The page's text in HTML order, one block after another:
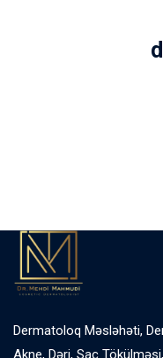
Dermatoloq Məsləhəti,
Akne, Dəri, Saç